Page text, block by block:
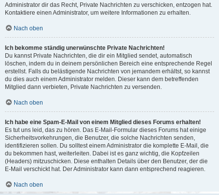
Administrator dir das Recht, Private Nachrichten zu verschicken, entzogen hat.
Kontaktiere einen Administrator, um weitere Informationen zu erhalten.
Nach oben
Ich bekomme ständig unerwünschte Private Nachrichten!
Du kannst Private Nachrichten, die dir ein Mitglied sendet, automatisch
löschen, indem du in deinem persönlichen Bereich eine entsprechende Regel
erstellst. Falls du belästigende Nachrichten von jemandem erhältst, so kannst
du dies auch einem Administrator melden. Dieser kann dem betreffenden
Mitglied dann verbieten, Private Nachrichten zu versenden.
Nach oben
Ich habe eine Spam-E-Mail von einem Mitglied dieses Forums erhalten!
Es tut uns leid, das zu hören. Das E-Mail-Formular dieses Forums hat einige
Sicherheitsvorkehrungen, die Benutzer, die solche Nachrichten senden,
identifizieren sollen. Du solltest einem Administrator die komplette E-Mail, die
du bekommen hast, weiterleiten. Dabei ist es ganz wichtig, die Kopfzeilen
(Headers) mitzuschicken. Diese enthalten Details über den Benutzer, der die
E-Mail verschickt hat. Der Administrator kann dann entsprechend reagieren.
Nach oben